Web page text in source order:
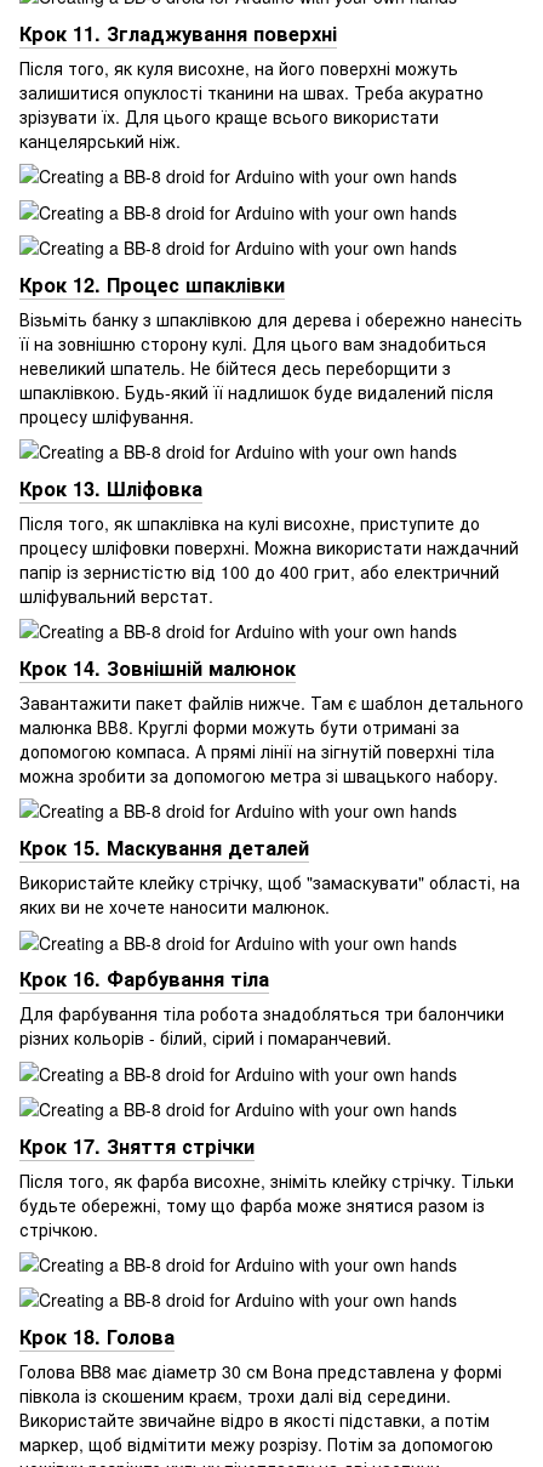
Крок 11. Згладжування поверхні
Після того, як куля висохне, на його поверхні можуть
залишитися опуклості тканини на швах. Треба акуратно
зрізувати їх. Для цього краще всього використати
канцелярський ніж.
Крок 12. Процес шпаклівки
Візьміть банку з шпаклівкою для дерева і обережно нанесіть
її на зовнішню сторону кулі. Для цього вам знадобиться
невеликий шпатель. Не бійтеся десь переборщити з
шпаклівкою. Будь-який її надлишок буде видалений після
процесу шліфування.
Крок 13. Шліфовка
Після того, як шпаклівка на кулі висохне, приступите до
процесу шліфовки поверхні. Можна використати наждачний
папір із зернистістю від 100 до 400 грит, або електричний
шліфувальний верстат.
Крок 14. Зовнішній малюнок
Завантажити пакет файлів нижче. Там є шаблон детального
малюнка ВВ8. Круглі форми можуть бути отримані за
допомогою компаса. А прямі лінії на зігнутій поверхні тіла
можна зробити за допомогою метра зі швацького набору.
Крок 15. Маскування деталей
Використайте клейку стрічку, щоб "замаскувати" області, на
яких ви не хочете наносити малюнок.
Крок 16. Фарбування тіла
Для фарбування тіла робота знадобляться три балончики
різних кольорів - білий, сірий і помаранчевий.
Крок 17. Зняття стрічки
Після того, як фарба висохне, зніміть клейку стрічку. Тільки
будьте обережні, тому що фарба може знятися разом із
стрічкою.
Крок 18. Голова
Голова BB8 має діаметр 30 см Вона представлена у формі
півкола із скошеним краєм, трохи далі від середини.
Використайте звичайне відро в якості підставки, а потім
маркер, щоб відмітити межу розрізу. Потім за допомогою